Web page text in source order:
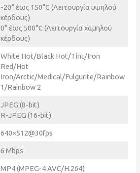
-20° έως 150°C (Λειτουργία υψηλού
κέρδους)
0° έως 500°C (Λειτουργία χαμηλού
κέρδους)
White Hot/Black Hot/Tint/Iron
Red/Hot
Iron/Arctic/Medical/Fulgurite/Rainbow
1/Rainbow 2
JPEG (8-bit)
R-JPEG (16-bit)
640×512@30fps
6 Mbps
MP4 (MPEG-4 AVC/H.264)